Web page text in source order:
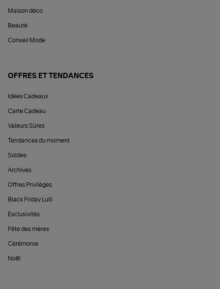
Maison déco
Beauté
Conseil Mode
OFFRES ET TENDANCES
Idées Cadeaux
Carte Cadeau
Valeurs Sûres
Tendances du moment
Soldes
Archives
Offres Privilèges
Black Friday Lulli
Exclusivités
Fête des mères
Cérémonie
Noël